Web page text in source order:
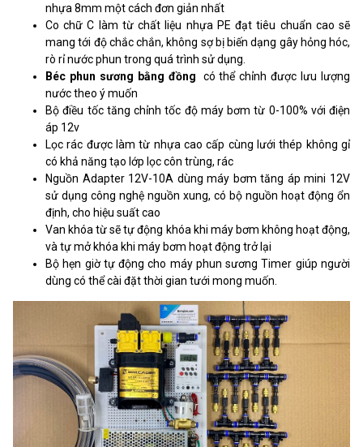
nhựa 8mm một cách đơn giản nhất
Co chữ C làm từ chất liệu nhựa PE đạt tiêu chuẩn cao sẽ
mang tới độ chắc chắn, không sợ bị biến dạng gây hỏng hóc,
rò rỉ nước phun trong quá trình sử dụng.
Béc phun sương bằng đồng
có thể chỉnh được lưu lượng
nước theo ý muốn
Bộ điều tốc tăng chỉnh tốc độ máy bơm từ 0-100% với điện
áp 12v
Lọc rác được làm từ nhựa cao cấp cùng lưới thép không gỉ
có khả năng tạo lớp lọc côn trùng, rác
Nguồn Adapter 12V-10A dùng máy bơm tăng áp mini 12V
sử dụng công nghệ nguồn xung, có bộ nguồn hoạt động ổn
định, cho hiệu suất cao
Van khóa từ sẽ tự động khóa khi máy bơm không hoạt động,
và tự mở khóa khi máy bơm hoạt động trở lại
Bộ hẹn giờ tự động cho máy phun sương Timer giúp người
dùng có thể cài đặt thời gian tưới mong muốn.